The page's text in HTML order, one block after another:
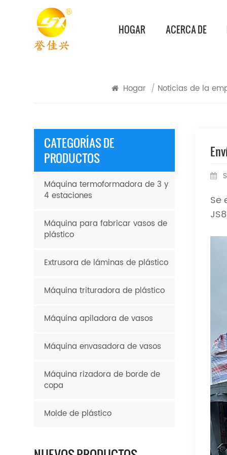
HOGAR ACERCA DE
Hogar / Noticias de la
Se
CATEGORÍAS DE
PRODUCTOS
Máquina termoformadora de 3 y
4 estaciones
Máquina para fabricar vasos de
plástico
Extrusora de láminas de plástico
Máquina trituradora de plástico
Máquina apiladora de vasos
Máquina envasadora de vasos
Máquina rizadora de borde de
copa
Molde de plástico